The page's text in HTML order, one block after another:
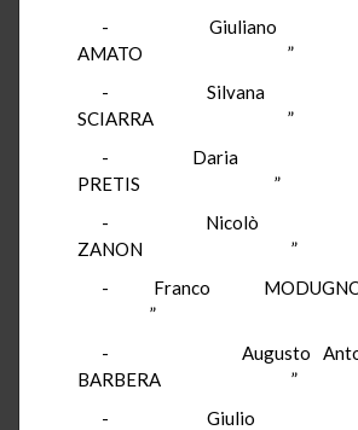
-
AMATO ”
-
SCIARRA ”
- Daria
PRETIS ”
-
ZANON ”
- Franco
”
- Augusto
BARBERA ”
-